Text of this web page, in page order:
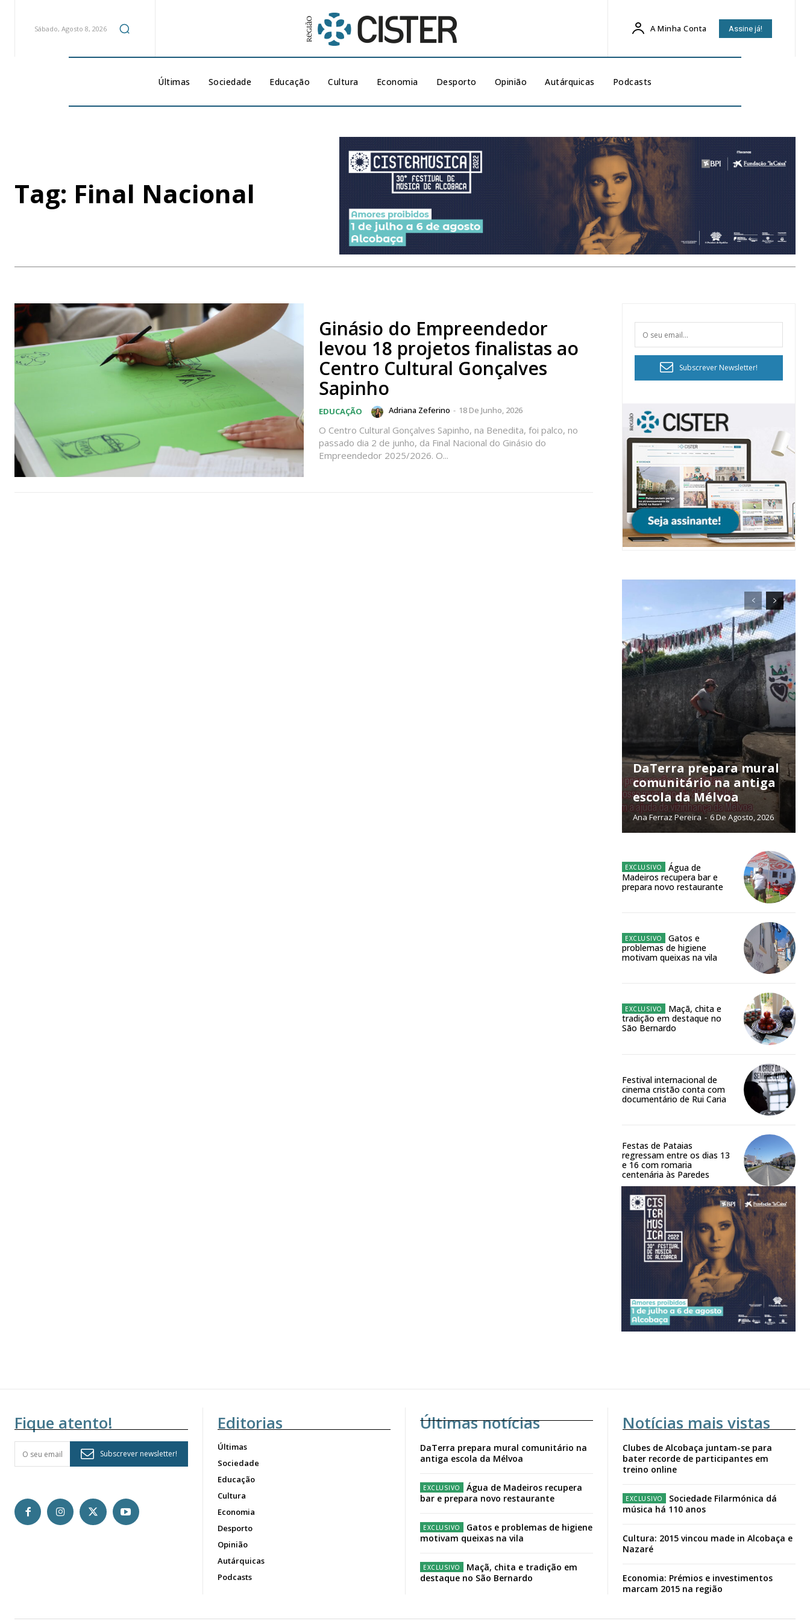
Sábado, Agosto 8, 2026 A Minha Conta Assine já!
Últimas Sociedade Educação Cultura Economia Desporto Opinião Autárquicas Podcasts
Tag: Final Nacional
Ginásio do Empreendedor
levou 18 projetos finalistas ao
Centro Cultural Gonçalves
Sapinho
EDUCAÇÃO Adriana Zeferino - 18 De Junho, 2026
O Centro Cultural Gonçalves Sapinho, na Benedita, foi palco, no
passado dia 2 de junho, da Final Nacional do Ginásio do
Empreendedor 2025/2026. O...
Subscrever Newsletter!
DaTerra prepara mural
comunitário na antiga
escola da Mélvoa
Ana Ferraz Pereira - 6 De Agosto, 2026
Água de
Madeiros recupera bar e
prepara novo restaurante
Gatos e
problemas de higiene
motivam queixas na vila
Maçã, chita e
tradição em destaque no
São Bernardo
Festival internacional de
cinema cristão conta com
documentário de Rui Caria
Festas de Pataias
regressam entre os dias 13
e 16 com romaria
centenária às Paredes
Fique atento!
Subscrever newsletter!
Editorias
Últimas
Sociedade
Educação
Cultura
Economia
Desporto
Opinião
Autárquicas
Podcasts
Últimas notícias
DaTerra prepara mural comunitário na
antiga escola da Mélvoa
Água de Madeiros recupera
bar e prepara novo restaurante
Gatos e problemas de higiene
motivam queixas na vila
Maçã, chita e tradição em
destaque no São Bernardo
Notícias mais vistas
Clubes de Alcobaça juntam-se para
bater recorde de participantes em
treino online
Sociedade Filarmónica dá
música há 110 anos
Cultura: 2015 vincou made in Alcobaça e
Nazaré
Economia: Prémios e investimentos
marcam 2015 na região